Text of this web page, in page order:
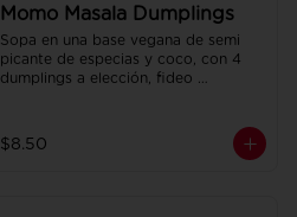
Momo Masala Dumplings
Sopa en una base vegana de semi
picante de especias y coco, con 4
dumplings a elección, fideo
$8.50